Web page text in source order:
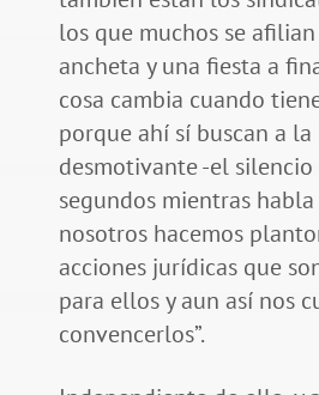
los que muchos se
ancheta y una fiesta a
cosa cambia cuando
porque ahí sí buscan a la
desmotivante -el
segundos mientras
nosotros hacemos
acciones jurídicas que
para ellos y aun así nos
convencerlos”.